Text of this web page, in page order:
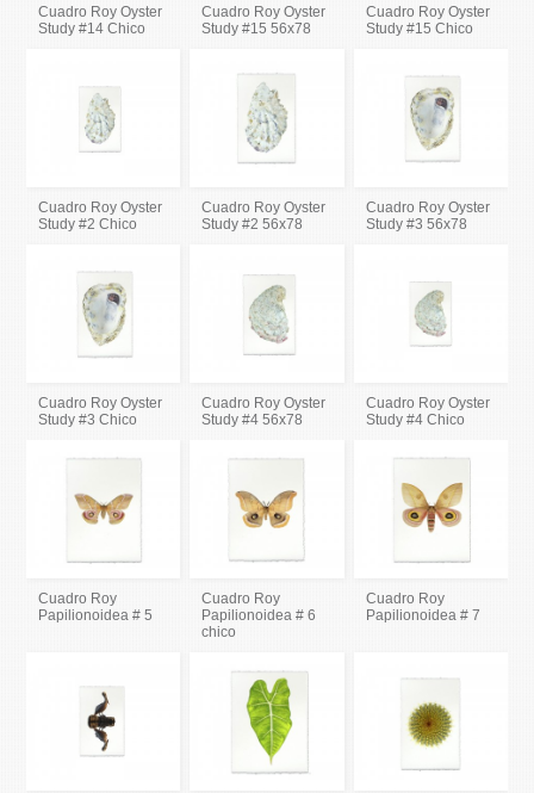
Cuadro Roy Oyster
Study #14 Chico
Cuadro Roy Oyster
Study #15 56x78
Cuadro Roy Oyster
Study #15 Chico
Cuadro Roy Oyster
Study #2 Chico
Cuadro Roy Oyster
Study #2 56x78
Cuadro Roy Oyster
Study #3 56x78
Cuadro Roy Oyster
Study #3 Chico
Cuadro Roy Oyster
Study #4 56x78
Cuadro Roy Oyster
Study #4 Chico
Cuadro Roy
Papilionoidea # 5
Cuadro Roy
Papilionoidea # 6
chico
Cuadro Roy
Papilionoidea # 7